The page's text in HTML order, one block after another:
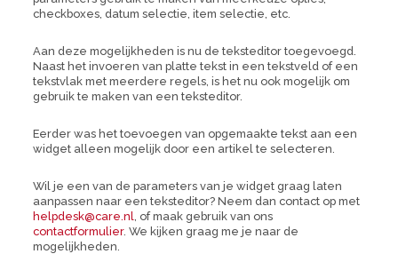
checkboxes, datum selectie, item selectie, etc.
Aan deze mogelijkheden is nu de teksteditor toegevoegd.
Naast het invoeren van platte tekst in een tekstveld of een
tekstvlak met meerdere regels, is het nu ook mogelijk om
gebruik te maken van een teksteditor.
Eerder was het toevoegen van opgemaakte tekst aan een
widget alleen mogelijk door een artikel te selecteren.
Wil je een van de parameters van je widget graag laten
aanpassen naar een teksteditor? Neem dan contact op met
helpdesk@care.nl , of maak gebruik van ons
contactformulier. We kijken graag me je naar de
mogelijkheden.